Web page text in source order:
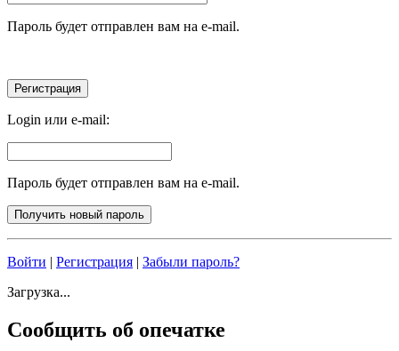
Пароль будет отправлен вам на e-mail.
Login или e-mail:
Пароль будет отправлен вам на e-mail.
Войти | Регистрация | Забыли пароль?
Загрузка...
Сообщить об опечатке